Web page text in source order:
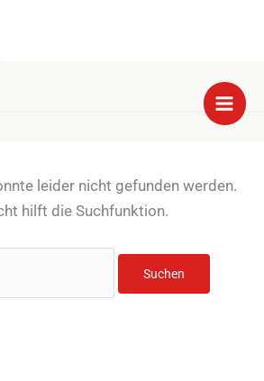
leider nicht gefunden werden.
hilft die Suchfunktion.